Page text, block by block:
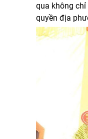
qua không
quyền địa